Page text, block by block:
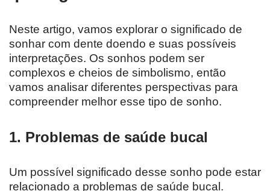
Neste artigo, vamos explorar o significado de
sonhar com dente doendo e suas possíveis
interpretações. Os sonhos podem ser
complexos e cheios de simbolismo, então
vamos analisar diferentes perspectivas para
compreender melhor esse tipo de sonho.
1. Problemas de saúde bucal
Um possível significado desse sonho pode estar
relacionado a problemas de saúde bucal.